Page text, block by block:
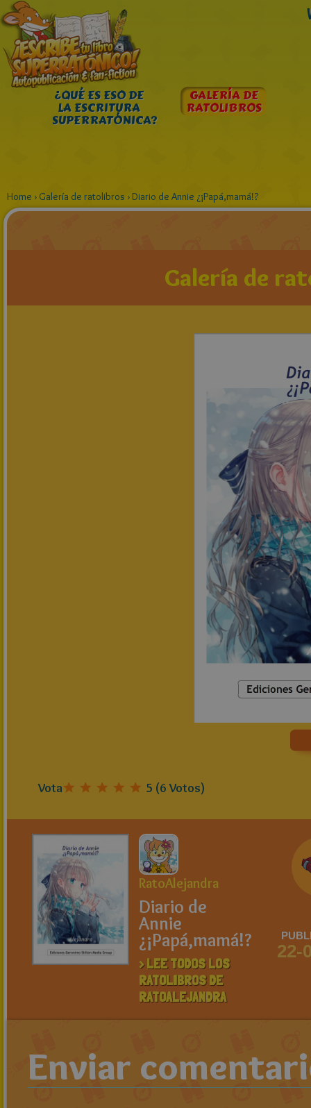
¿QUÉ ES ESO DE
LA ESCRITURA
SUPERRATÓNICA?
GALERÍA DE
RATOLIBROS
Home › Galería de ratolibros ›Diario de Annie ¿¡Papá,mamá!?
Galería de
Vota 5 (6Votos)
RatoAlejandra
Diario de
Annie
¿¡Papá,mamá!?
> LEE TODOS LOS
RATOLIBROS DE
RATOALEJANDRA
22-
Enviar